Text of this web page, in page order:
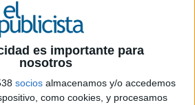
es importante para
nosotros
socios almacenamos y/o accedemos
como cookies, y procesamos